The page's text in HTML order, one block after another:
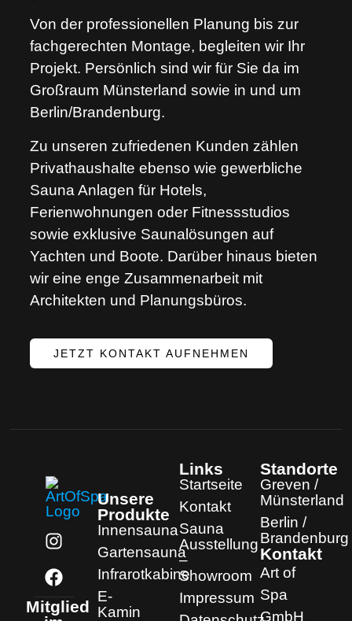
Von der professionellen Planung bis zur
fachgerechten Montage, begleiten wir Ihr
Projekt. Persönlich sind wir für Sie da im
Großraum Münsterland sowie in und um
Berlin/Brandenburg.
Zu unseren zufriedenen Kunden zählen
Privathaushalte ebenso wie gewerbliche
Sauna Anlagen für Hotels,
Ferienwohnungen oder Fitnessstudios
sowie exklusive Saunalösungen auf
Yachten und Boote. Darüber hinaus bieten
wir eine enge Zusammenarbeit mit
Architekten und Planungsbüros.
JETZT KONTAKT AUFNEHMEN
Mitglied
Unsere
Produkte
Innensauna
Gartensauna
Infrarotkabine
E-
Kamin
Links
Startseite
Kontakt
Sauna
Ausstellung
–
Showroom
Impressum
Standorte
Greven /
Münsterland
Berlin /
Brandenburg
Kontakt
Art of
Spa
GmbH